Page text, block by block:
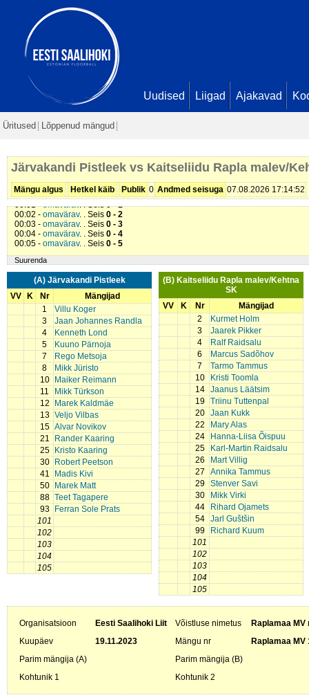
Uudised Liigad Ajakavad
Üritused Lõppenud mängud
Järvakandi Pistleek vs Kaitseliidu Rapla malev/
Mängu algus Hetkel käib Publik 0 Andmed seisuga 07.08.2026 17:14:52
00:01 -omavärav. . Seis0 - 1
00:02 - omavärav. . Seis 0 - 2
00:03 - omavärav. . Seis 0 - 3
00:04 - omavärav. . Seis 0 - 4
00:05 - omavärav. . Seis 0 - 5
Suurenda
(A) Järvakandi Pistleek
VV
K Nr
Mängijad
1
Villu Koger
3
Jaan Johannes Randla
4
Kenneth Lond
5
Kuuno Pärnoja
7
Rego Metsoja
8
Mikk Jüristo
10
Maiker Reimann
11
Mikk Türkson
12
Marek Kaldmäe
13 Veljo Vilbas
15 Alvar Novikov
21
Rander Kaaring
25
Kristo Kaaring
30
Robert Peetson
41
Madis Kivi
50
Marek Matt
88 Teet Tagapere
93
Ferran Sole Prats
101
102
103
104
105
(B) Kaitseliidu Rapla malev/Kehtna
SK
VV
K Nr
Mängijad
2
Kurmet Holm
3
Jaarek Pikker
4
Ralf Raidsalu
6
Marcus Sadõhov
7
Tarmo Tammus
10
Kristi Toomla
14
Jaanus Läätsim
19
Triinu Tuttenpal
20
Jaan Kukk
22
Mary Alas
24
Hanna-Liisa Õispuu
25
Karl-Martin Raidsalu
26
Mart Villig
27
Annika Tammus
29
Stenver Savi
30
Mikk Virki
44
Rihard Ojamets
54
Jarl Guštšin
99
Richard Kuum
101
102
103
104
105
Organisatsioon Eesti Saalihoki Liit Võistluse nimetus
Raplamaa
Kuupäev
19.11.2023 Mängu nr
Raplamaa MV
Parim mängija (A)
Parim mängija (B)
Kohtunik 1
Kohtunik 2